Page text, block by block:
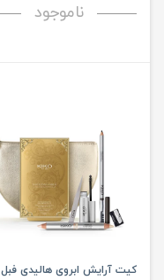
ناموجود
کیت آرایش ابروی هالیدی فبل